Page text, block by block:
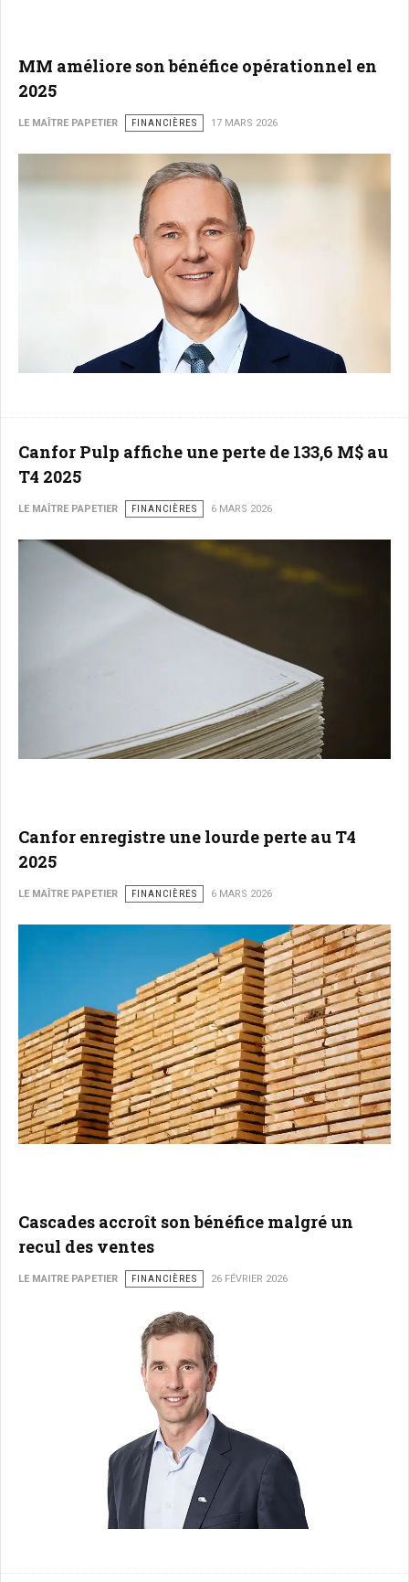
MM améliore son bénéfice opérationnel en
2025
LE MAÎTRE PAPETIER FINANCIÈRES 17 MARS 2026
Canfor Pulp affiche une perte de 133,6 M$ au
T4 2025
LE MAÎTRE PAPETIER FINANCIÈRES 6 MARS 2026
Canfor enregistre une lourde perte au T4
2025
LE MAÎTRE PAPETIER FINANCIÈRES 6 MARS 2026
Cascades accroît son bénéfice malgré un
recul des ventes
LE MAITRE PAPETIER FINANCIÈRES 26 FÉVRIER 2026